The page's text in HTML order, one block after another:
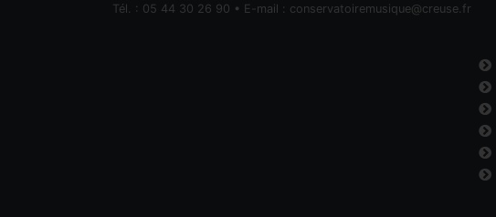
Tél. : 05 44 30 26 90 • E-mail : conservatoiremusique@creuse.fr